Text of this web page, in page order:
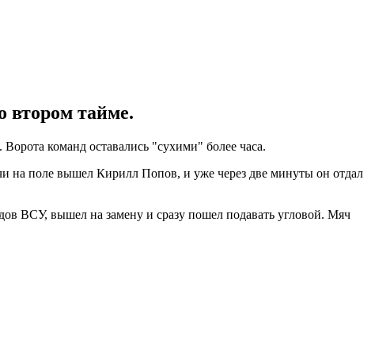
втором тайме.
команд оставались "сухими" более часа.
на поле вышел Кирилл Попов, и уже через две минуты он отдал
ВСУ, вышел на замену и сразу пошел подавать угловой. Мяч